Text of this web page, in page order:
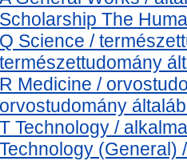
Scholarship The
Q Science /
természettudomány
R Medicine /
orvostudomány
T Technology /
Technology (General)